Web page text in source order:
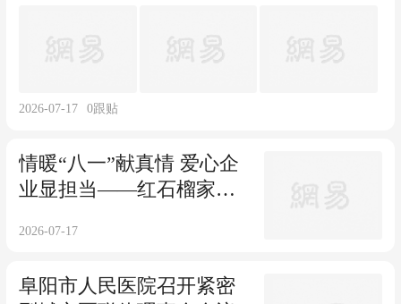
2026-07-17 0跟贴
情暖“八一”献真情 爱心企
业显担当——红石榴家纺
慰问活动
2026-07-17
阜阳市人民医院召开紧密